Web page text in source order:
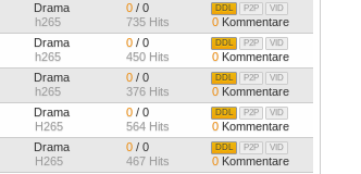
Drama
h265
0 / 0
735 Hits
VID
P2P
DDL
0 Kommentare
Drama
h265
0 / 0
450 Hits
VID
P2P
DDL
0 Kommentare
Drama
h265
0 / 0
376 Hits
VID
P2P
DDL
0 Kommentare
Drama
H265
0 / 0
564 Hits
VID
P2P
DDL
0 Kommentare
Drama
H265
0 / 0
467 Hits
VID
P2P
DDL
0 Kommentare